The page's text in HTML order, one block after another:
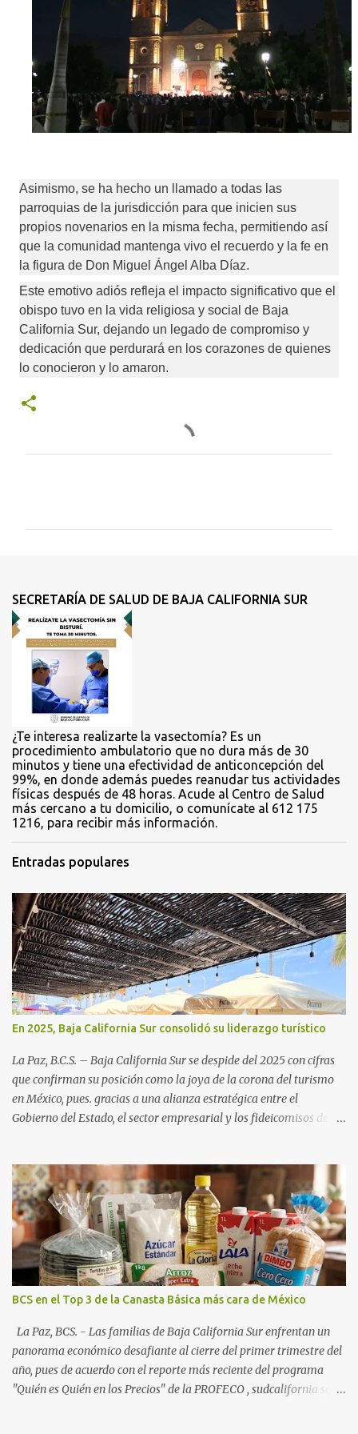
Asimismo, se ha hecho un llamado a todas las
parroquias de la jurisdicción para que inicien sus
propios novenarios en la misma fecha, permitiendo así
que la comunidad mantenga vivo el recuerdo y la fe en
la figura de Don Miguel Ángel Alba Díaz.
Este emotivo adiós refleja el impacto significativo que el
obispo tuvo en la vida religiosa y social de Baja
California Sur, dejando un legado de compromiso y
dedicación que perdurará en los corazones de quienes
lo conocieron y lo amaron.
t
r
o
SECRETARÍA DE SALUD DE BAJA CALIFORNIA SUR
¿Te interesa realizarte la vasectomía? Es un
procedimiento ambulatorio que no dura más de 30
minutos y tiene una efectividad de anticoncepción del
99%, en donde además puedes reanudar tus actividades
físicas después de 48 horas. Acude al Centro de Salud
más cercano a tu domicilio, o comunícate al 612 175
1216, para recibir más información.
Entradas populares
En 2025, Baja California Sur consolidó su liderazgo turístico
La Paz, B.C.S. – Baja California Sur se despide del 2025 con cifras
que confirman su posición como la joya de la corona del turismo
en México, pues. gracias a una alianza estratégica entre el
Gobierno del Estado, el sector empresarial y los fideicomisos de
una derrama económica sin precedentes. Las proyecciones para
este periodo vacacional son optimistas, con un promedio estatal
que supera el 70% . Sin embargo, la sorpresa del año la ha dado el
norte del estado. Comondú encabeza las expectativas con un
impresionante 89% de ocupación, impulsado por el interés
creciente en el turismo de naturaleza. Le siguen destinos
consolidados y emergentes: Los Cabos: 72% promedio (esperando
picos del 79% en Año Nuevo). La Paz: 66%. Loreto: 58%. Mulegé:
54%. "Estamos viendo un fenómeno de diversificación. Ya no solo
vienen por el lujo de Los Cabos, sino por la aut...
BCS en el Top 3 de la Canasta Básica más cara de México
La Paz, BCS. - Las familias de Baja California Sur enfrentan un
panorama económico desafiante al cierre del primer trimestre del
año, pues de acuerdo con el reporte más reciente del programa
"Quién es Quién en los Precios" de la PROFECO , sudcalifornia se